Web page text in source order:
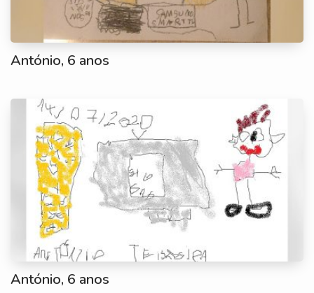
António, 6 anos
António, 6 anos